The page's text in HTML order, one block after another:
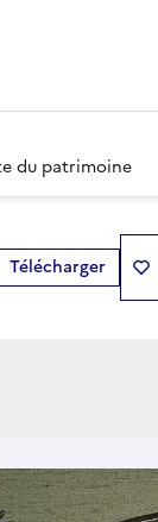
du patrimoine
Télécharger